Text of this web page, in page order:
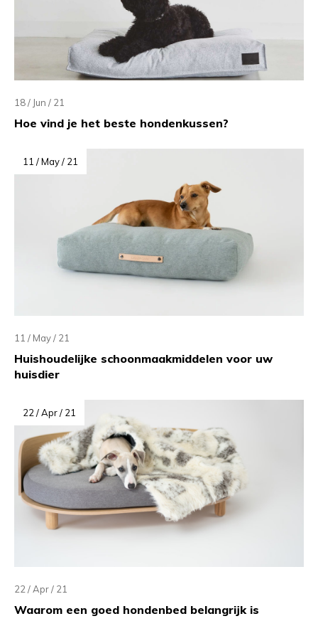
18 / Jun / 21
Hoe vind je het beste hondenkussen?
11 / May / 21
11 / May / 21
Huishoudelijke schoonmaakmiddelen voor uw
huisdier
22 / Apr / 21
22 / Apr / 21
Waarom een goed hondenbed belangrijk is